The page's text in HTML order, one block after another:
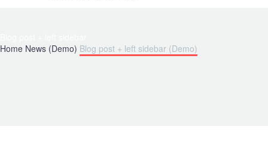
Home News (Demo) Blog post + left sidebar (Demo)